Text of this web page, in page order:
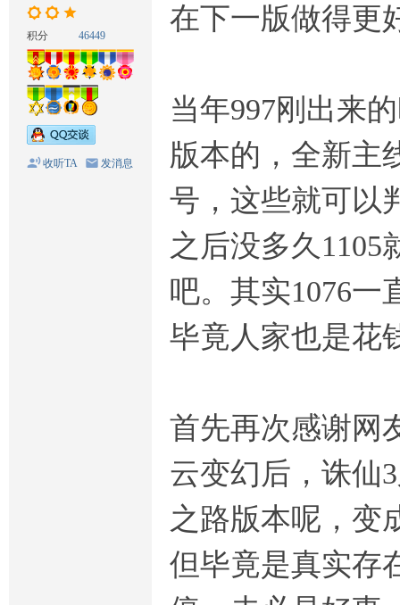
积分 46449
收听TA 发消息
在下一版做得更
当年997刚出来
版本的，全新主
号，这些就可以
之后没多久
吧。其实1076一
毕竟人家也是花
首先再次感谢网
云变幻后，诛仙
之路版本呢，变
但毕竟是真实存